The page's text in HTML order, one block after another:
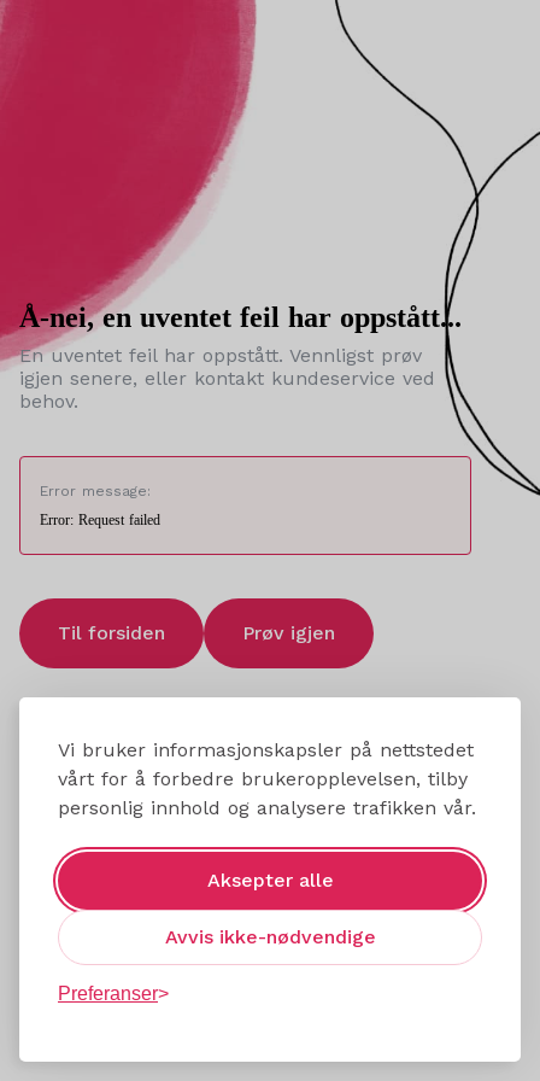
Vi bruker informasjonskapsler på nettstedet
vårt for å forbedre brukeropplevelsen, tilby
personlig innhold og analysere trafikken vår.
Aksepter alle
Avvis ikke-nødvendige
Preferanser
Å-nei, en uventet feil har oppstått...
En uventet feil har oppstått. Vennligst prøv
igjen senere, eller kontakt kundeservice ved
behov.
Error message:
Error: Request failed
Til forsiden Prøv igjen